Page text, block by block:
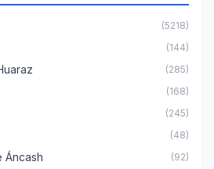
(5218)
(144)
(285)
(168)
(245)
(48)
Áncash (92)